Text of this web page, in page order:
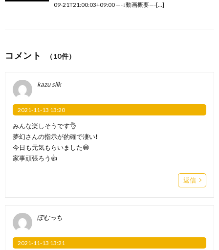
09-21T21:00:03+09:00 —-↓動画概要—-[…]
コメント （10件）
kazu silk
2021-11-13 13:20
みんな楽しそうです👌
夢幻さんの指示が的確で凄い❗️
今日も元気もらいました😁
家事頑張ろう👍️
返信
ぽむっち
2021-11-13 13:21